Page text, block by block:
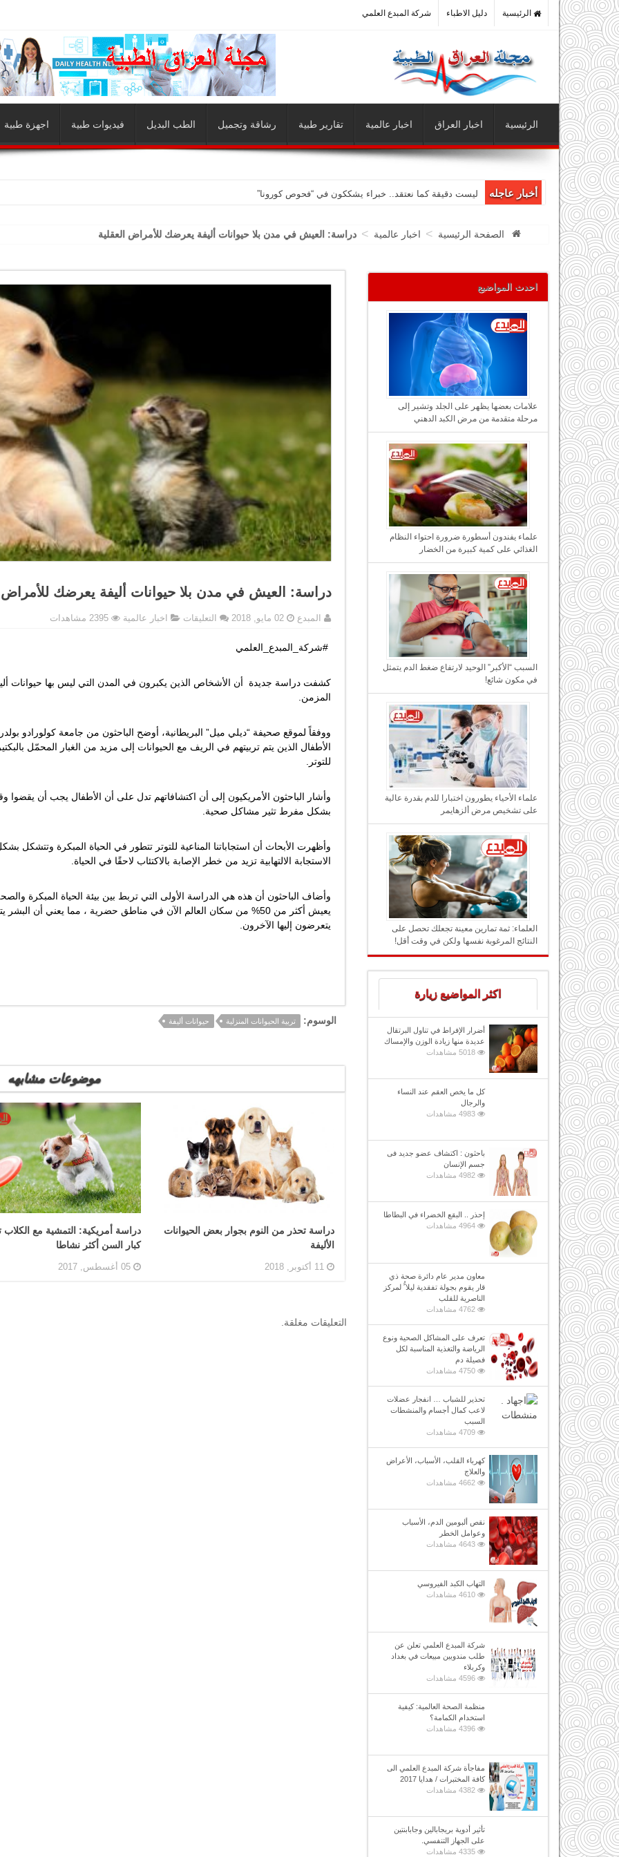
الرئيسية دليل الاطباء شركة المبدع العلمي
الرئيسية اخبار العراق اخبار عالمية تقارير طبية رشاقة وتجميل الطب البديل فيديوات طبية اجهزة طبية
أخبار عاجله ليست دقيقة كما نعتقد.. خبراء يشككون في “فحوص كورونا”
الصفحة الرئيسية > اخبار عالمية > دراسة: العيش في مدن بلا حيوانات أليفة يعرضك للأمراض العقلية
دراسة: العيش في مدن بلا حيوانات أليفة يعرضك للأمراض
المبدع 02 مايو, 2018 التعليقاتعلى
بلا
للأمراض
العقلية
اخبار عالمية 2395 مشاهدات
.#شركة_المبدع_العلمي
كشفت دراسة جديدة أن الأشخاص الذين يكبرون في المدن التي ليس بها حيوانات
المزمن
ووفقاً لموقع صحيفة “ديلي ميل” البريطانية، أوضح الباحثون من جامعة كولورادو
الأطفال الذين يتم تربيتهم في الريف مع الحيوانات إلى مزيد من الغبار المحمّل
للتوتر
وأشار الباحثون الأمريكيون إلى أن اكتشافاتهم تدل على أن الأطفال يجب أن يقضوا
بشكل مفرط تثير مشاكل صحية.
وأظهرت الأبحاث أن استجاباتنا المناعية للتوتر تتطور في الحياة المبكرة وتتشكل
الاستجابة الالتهابية تزيد من خطر الإصابة بالاكتئاب لاحقًا في الحياة
وأضاف الباحثون أن هذه هي الدراسة الأولى التي تربط بين بيئة الحياة المبكرة
يعيش أكثر من 50% من سكان العالم الآن في مناطق حضرية ، مما يعني أن
يتعرضون إليها الآخرون.
الوسوم: تربية الحيوانات المنزلية حيوانات أليفة
موضوعات مشابهه
دراسة تحذر من النوم بجوار بعض الحيوانات
الأليفة
11 أكتوبر, 2018
دراسة أمريكية: التمشية مع
كبار السن أكثر نشاطا
05 أغسطس, 2017
التعليقات مغلقة.
احدث المواضيع
علامات بعضها يظهر على الجلد وتشير إلى
مرحلة متقدمة من مرض الكبد الدهني
علماء يفندون أسطورة ضرورة احتواء النظام
الغذائي على كمية كبيرة من الخضار
السبب “الأكبر” الوحيد لارتفاع ضغط الدم يتمثل
في مكون شائع!
علماء الأحياء يطورون اختبارا للدم بقدرة عالية
على تشخيص مرض ألزهايمر
العلماء: ثمة تمارين معينة تجعلك تحصل على
النتائج المرغوبة نفسها ولكن في وقت أقل!
اكثر المواضيع زيارة
أضرار الإفراط في تناول البرتقال
عديدة منها زيادة الوزن والإمساك
5018 مشاهدات
كل ما يخص العقم عند النساء
والرجال
4983 مشاهدات
باحثون : اكتشاف عضو جديد فى
جسم الإنسان
4982 مشاهدات
إحذر .. البقع الخضراء في البطاطا
4964 مشاهدات
معاون مدير عام دائرة صحة ذي
قار يقوم بجولة تفقدية ليلا ًُ لمركز
الناصرية للقلب
4762 مشاهدات
تعرف على المشاكل الصحية ونوع
الرياضة والتغذية المناسبة لكل
فصيلة دم
4750 مشاهدات
تحذير للشباب … انفجار عضلات
لاعب كمال أجسام والمنشطات
السبب
4709 مشاهدات
كهرباء القلب، الأسباب، الأعراض
والعلاج
4662 مشاهدات
نقص ألبومين الدم، الأسباب
وعوامل الخطر
4643 مشاهدات
التهاب الكبد الفيروسي
4610 مشاهدات
شركة المبدع العلمي تعلن عن
طلب مندوبين مبيعات في بغداد
وكربلاء
4596 مشاهدات
منظمة الصحة العالمية: كيفية
استخدام الكمامة؟
4396 مشاهدات
مفاجأة شركة المبدع العلمي الى
كافة المختبرات / هدايا 2017
4382 مشاهدات
تأثير أدوية بريجابالين وجابابنتين
على الجهاز التنفسي.
4335 مشاهدات